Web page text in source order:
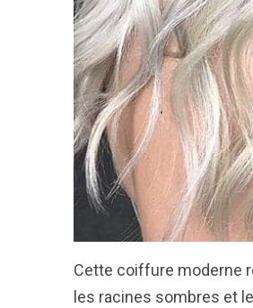
Cette coiffure moderne
les racines sombres et